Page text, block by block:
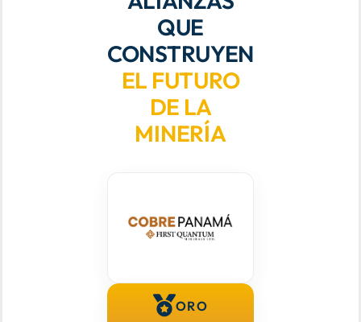
QUE
CONSTRUYEN
EL FUTURO
DE LA
MINERÍA
ORO